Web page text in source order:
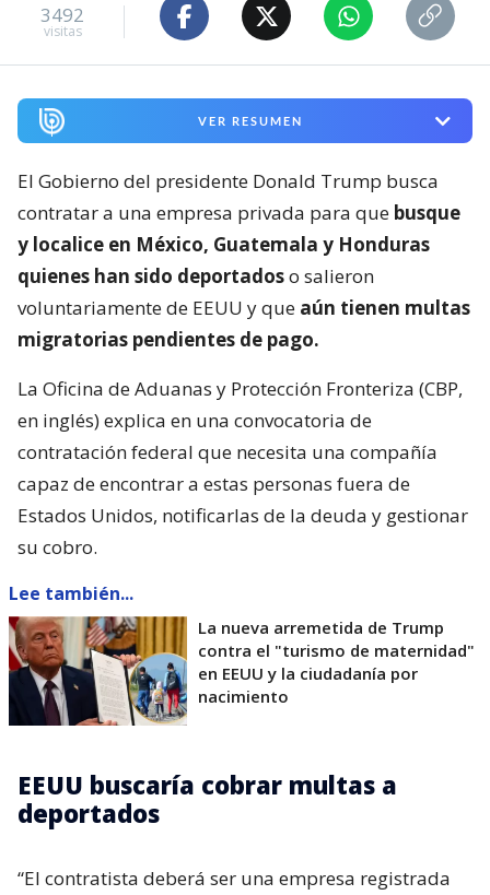
3492
visitas
VER RESUMEN
El Gobierno del presidente Donald Trump busca
contratar a una empresa privada para que busque
y localice en México, Guatemala y Honduras
quienes han sido deportadoso salieron
voluntariamente de EEUU y que aún tienen multas
migratorias pendientes de pago.
La Oficina de Aduanas y Protección Fronteriza (CBP,
en inglés) explica en una convocatoria de
contratación federal que necesita una compañía
capaz de encontrar a estas personas fuera de
Estados Unidos, notificarlas de la deuda y gestionar
su cobro.
Lee también...
La nueva arremetida de Trump
contra el "turismo de maternidad"
en EEUU y la ciudadanía por
nacimiento
EEUU buscaría cobrar multas a
deportados
“El contratista deberá ser una empresa registrada